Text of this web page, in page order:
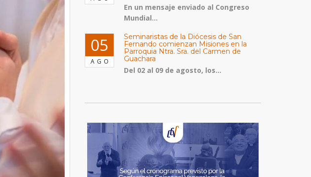
En un mensaje enviado al Congreso
Mundial...
05
AGO
Seminaristas de la Diócesis de San
Fernando comienzan Misiones en la
Parroquia Ntra. Sra. del Carmen de
Guachara
Del 02 al 09 de agosto, los...